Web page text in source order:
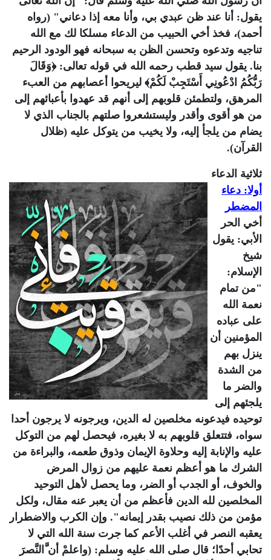
يقول: أنا عند ظن عبدي بي، وأنا معه إذا دعاني" (رواه
أحمد)، فخذ أخي الحبيب من الدعاء مسلكا لك مع الله
تناجيه وتدعوه وتحسن الظن به سبحانه فهو الودود الرحيم
بنا. يقول سيد قطب رحمه الله في قوله تعالى: ﴿وَقَالَ
رَبُّكُمُ ادْعُونِي أَسْتَجِبْ لَكُمْ﴾ ليريحوا أعصابهم من العبء
المرهق، ولتطمئن قلوبهم إلى أنهم قد عهدوا بأعبائهم إلى
من هو أقوى وأقدر وليستشعروا صلتهم بالجناب الذي لا
يضام من يلجأ إليه، ولا يخيب من يتوكل عليه (ظلال
القرآن).
ثلاثية الدعاء
أولا: دعاء
المضطر
أخي الحر
الأبي: يقول
شيخ
الإسلام:
"من تمام
نعمة الله
على عباده
المؤمنين أن
ينزل بهم
من الشدة
والضر ما
يلجئهم إلى
توحيده فيدعونه مخلصين له الدين، ويرجونه لا يرجون أحدا
سواه، فتتعلق قلوبهم به لا بغيره، فيحصل لهم من التوكل
عليه والإنابة إليه وحلاوة الإيمان وذوق طعمه، والبراءة من
الشرك ما هو أعظم نعمة عليهم من زوال المرض
والخوف، أو الجدب أو الضر، وما يحصل لأهل التوحيد
المخلصين لله الدين فأعظم من أن يعبر عنه مقال، ولكل
مؤمن من ذلك نصيب بقدر إيمانه". وإن الكرب والاضطرار
يعقبه النصر في أغلب الأعم كما جرت سنة الله التي لا
تحابي أحدًا؛ قال صلى الله عليه وسلم: (واعلمْ أن َّالنَّصرَ